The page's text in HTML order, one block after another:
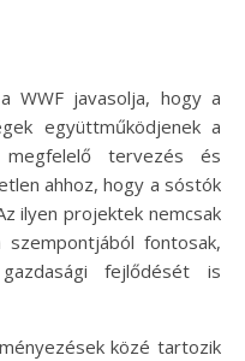
WWF javasolja, hogy a
együttműködjenek a
megfelelő tervezés és
ahhoz, hogy a sóstók
ilyen projektek nemcsak
szempontjából fontosak,
fejlődését is
közé tartozik